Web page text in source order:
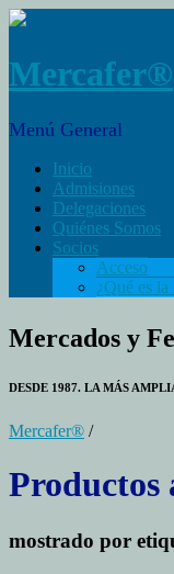
Mercafer®
Menú General
Inicio
Admisiones
Delegaciones
Quiénes Somos
Socios
Acceso
¿Qué es
Mercados y
DESDE 1987. LA MÁS
Mercafer® /
Productos
mostrado por